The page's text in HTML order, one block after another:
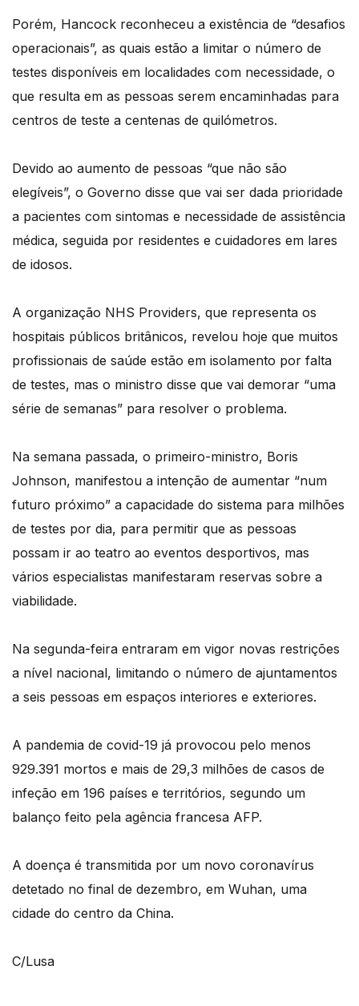
Porém, Hancock reconheceu a existência de “desafios
operacionais”, as quais estão a limitar o número de
testes disponíveis em localidades com necessidade, o
que resulta em as pessoas serem encaminhadas para
centros de teste a centenas de quilómetros.
Devido ao aumento de pessoas “que não são
elegíveis”, o Governo disse que vai ser dada prioridade
a pacientes com sintomas e necessidade de assistência
médica, seguida por residentes e cuidadores em lares
de idosos.
A organização NHS Providers, que representa os
hospitais públicos britânicos, revelou hoje que muitos
profissionais de saúde estão em isolamento por falta
de testes, mas o ministro disse que vai demorar “uma
série de semanas” para resolver o problema.
Na semana passada, o primeiro-ministro, Boris
Johnson, manifestou a intenção de aumentar “num
futuro próximo” a capacidade do sistema para milhões
de testes por dia, para permitir que as pessoas
possam ir ao teatro ao eventos desportivos, mas
vários especialistas manifestaram reservas sobre a
viabilidade.
Na segunda-feira entraram em vigor novas restrições
a nível nacional, limitando o número de ajuntamentos
a seis pessoas em espaços interiores e exteriores.
A pandemia de covid-19 já provocou pelo menos
929.391 mortos e mais de 29,3 milhões de casos de
infeção em 196 países e territórios, segundo um
balanço feito pela agência francesa AFP.
A doença é transmitida por um novo coronavírus
detetado no final de dezembro, em Wuhan, uma
cidade do centro da China.
C/Lusa